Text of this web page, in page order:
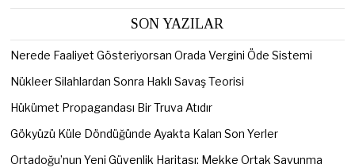
SON YAZILAR
Nerede Faaliyet Gösteriyorsan Orada Vergini Öde Sistemi
Nükleer Silahlardan Sonra Haklı Savaş Teorisi
Hükümet Propagandası Bir Truva Atıdır
Gökyüzü Küle Döndüğünde Ayakta Kalan Son Yerler
Ortadoğu’nun Yeni Güvenlik Haritası: Mekke Ortak Savunma